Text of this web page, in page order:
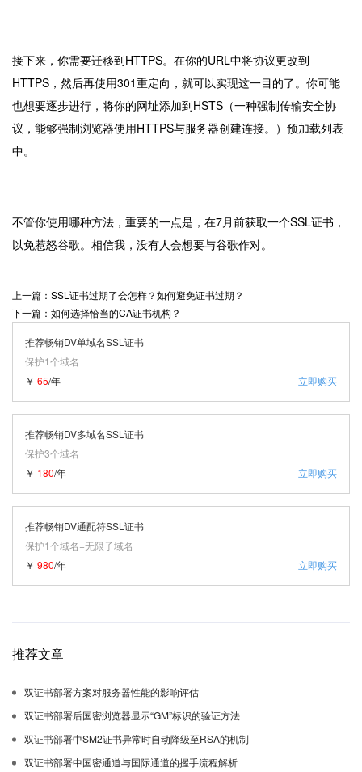
接下来，你需要迁移到HTTPS。在你的URL中将协议更改到
HTTPS，然后再使用301重定向，就可以实现这一目的了。你可能
也想要逐步进行，将你的网址添加到HSTS（一种强制传输安全协
议，能够强制浏览器使用HTTPS与服务器创建连接。）预加载列表
中。
不管你使用哪种方法，重要的一点是，在7月前获取一个SSL证书，
以免惹怒谷歌。相信我，没有人会想要与谷歌作对。
上一篇：SSL证书过期了会怎样？如何避免证书过期？
下一篇：如何选择恰当的CA证书机构？
推荐畅销DV单域名SSL证书
保护1个域名
立即购买
￥ 65/年
推荐畅销DV多域名SSL证书
保护3个域名
立即购买
￥ 180/年
推荐畅销DV通配符SSL证书
保护1个域名+无限子域名
立即购买
￥ 980/年
推荐文章
双证书部署方案对服务器性能的影响评估
双证书部署后国密浏览器显示“GM”标识的验证方法
双证书部署中SM2证书异常时自动降级至RSA的机制
双证书部署中国密通道与国际通道的握手流程解析